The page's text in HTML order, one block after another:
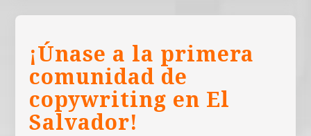
¡Únase a la primera
comunidad de
copywriting en El
Salvador!